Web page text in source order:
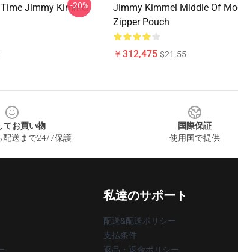
Jimmy Kimmel
-20%
Jimmy Kimmel Middle Of
Zipper Pouch
￥312,475 $21.55
てお買い物
配送まで24/7保護
国際保証
使用国で提供
私達のサポート
配送&配送ポリシー
支払条件
返品・返金ポリシー